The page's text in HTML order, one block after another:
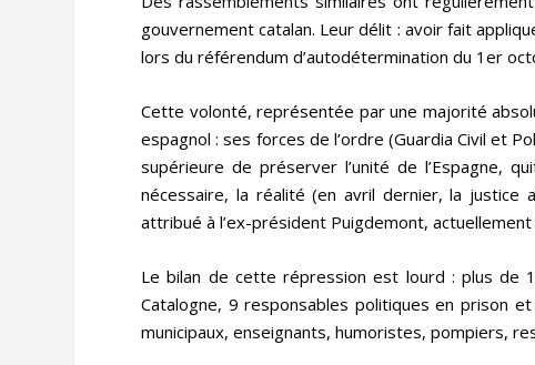
gouvernement catalan. Leur délit : avoir fait
lors du référendum d’autodétermination du 1er
Cette volonté, représentée par une majorité
espagnol : ses forces de l’ordre (Guardia Civil et
supérieure de préserver l’unité de l’Espagne,
nécessaire, la réalité (en avril dernier, la
attribué à l’ex-président Puigdemont, actuellement
Le bilan de cette répression est lourd : plus de
Catalogne, 9 responsables politiques en prison
municipaux, enseignants, humoristes, pompiers,